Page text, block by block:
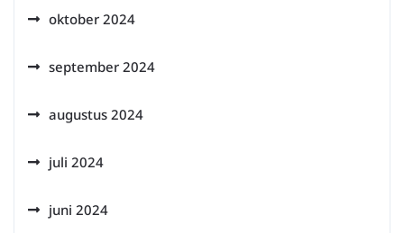
oktober 2024
september 2024
augustus 2024
juli 2024
juni 2024